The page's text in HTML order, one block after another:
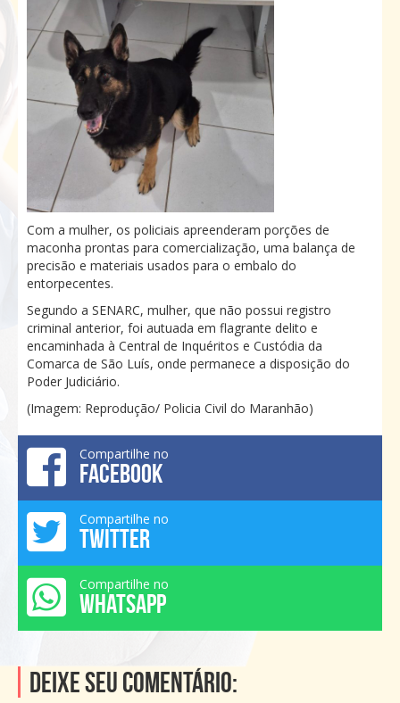
Com a mulher, os policiais apreenderam porções de
maconha prontas para comercialização, uma balança de
precisão e materiais usados para o embalo do
entorpecentes.
Segundo a SENARC, mulher, que não possui registro
criminal anterior, foi autuada em flagrante delito e
encaminhada à Central de Inquéritos e Custódia da
Comarca de São Luís, onde permanece a disposição do
Poder Judiciário.
(Imagem: Reprodução/ Policia Civil do Maranhão)
Compartilhe no
FACEBOOK
Compartilhe no
TWITTER
Compartilhe no
WHATSAPP
Deixe seu comentário: